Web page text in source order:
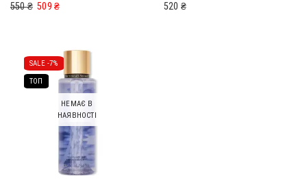
550₴ 509₴ 520 ₴
SALE -7%
ТОП
НЕМАЄ В
НАЯВНОСТІ